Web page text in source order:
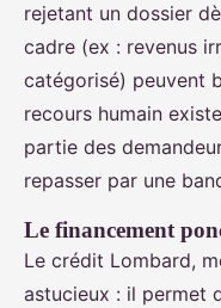
rejetant un dossier
cadre (ex : revenus
catégorisé) peuvent
recours humain
partie des
repasser par une
Le financement
Le crédit Lombard,
astucieux : il permet